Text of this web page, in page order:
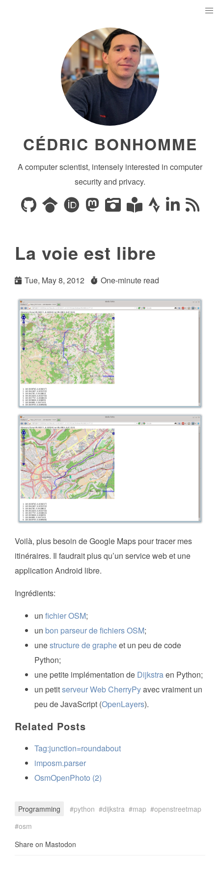
CÉDRIC BONHOMME
A computer scientist, intensely interested in computer
security and privacy.
La voie est libre
Tue, May 8, 2012 One-minute read
Voilà, plus besoin de Google Maps pour tracer mes
itinéraires. Il faudrait plus qu’un service web et une
application Android libre.
Ingrédients:
un fichier OSM;
un bon parseur de fichiers OSM;
unestructure de grapheet un peu de code
Python;
une petite implémentation de Dijkstraen Python;
un petitserveur Web CherryPyavec vraiment un
peu de JavaScript (OpenLayers).
Related Posts
Tag:junction=roundabout
imposm.parser
OsmOpenPhoto (2)
Programming python dijkstra map
openstreetmap
osm
Share on Mastodon